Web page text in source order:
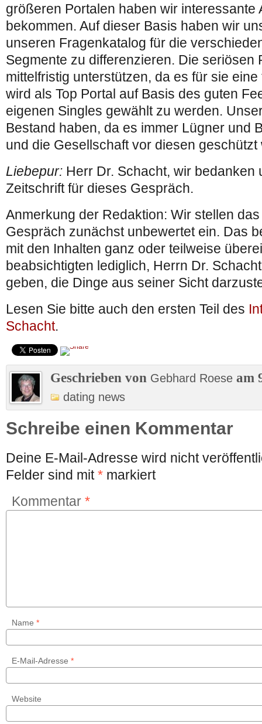
größeren Portalen haben wir interessante
bekommen. Auf dieser Basis haben wir
unseren Fragenkatalog für die
Segmente zu differenzieren. Die seriösen
mittelfristig unterstützen, da es für sie
wird als Top Portal auf Basis des guten
eigenen Singles gewählt zu werden.
Bestand haben, da es immer Lügner und
und die Gesellschaft vor diesen
Liebepur: Herr Dr. Schacht, wir bedanken
Zeitschrift für dieses Gespräch.
Anmerkung der Redaktion: Wir stellen
Gespräch zunächst unbewertet ein. Das
mit den Inhalten ganz oder teilweise
beabsichtigten lediglich, Herrn Dr.
geben, die Dinge aus seiner Sicht
Lesen Sie bitte auch den ersten Teil des
Schacht.
Geschrieben von Gebhard Roese am
dating news
Schreibe einen Kommentar
Deine E-Mail-Adresse wird nicht
Felder sind mit* markiert
Kommentar *
Name *
E-Mail-Adresse *
Website